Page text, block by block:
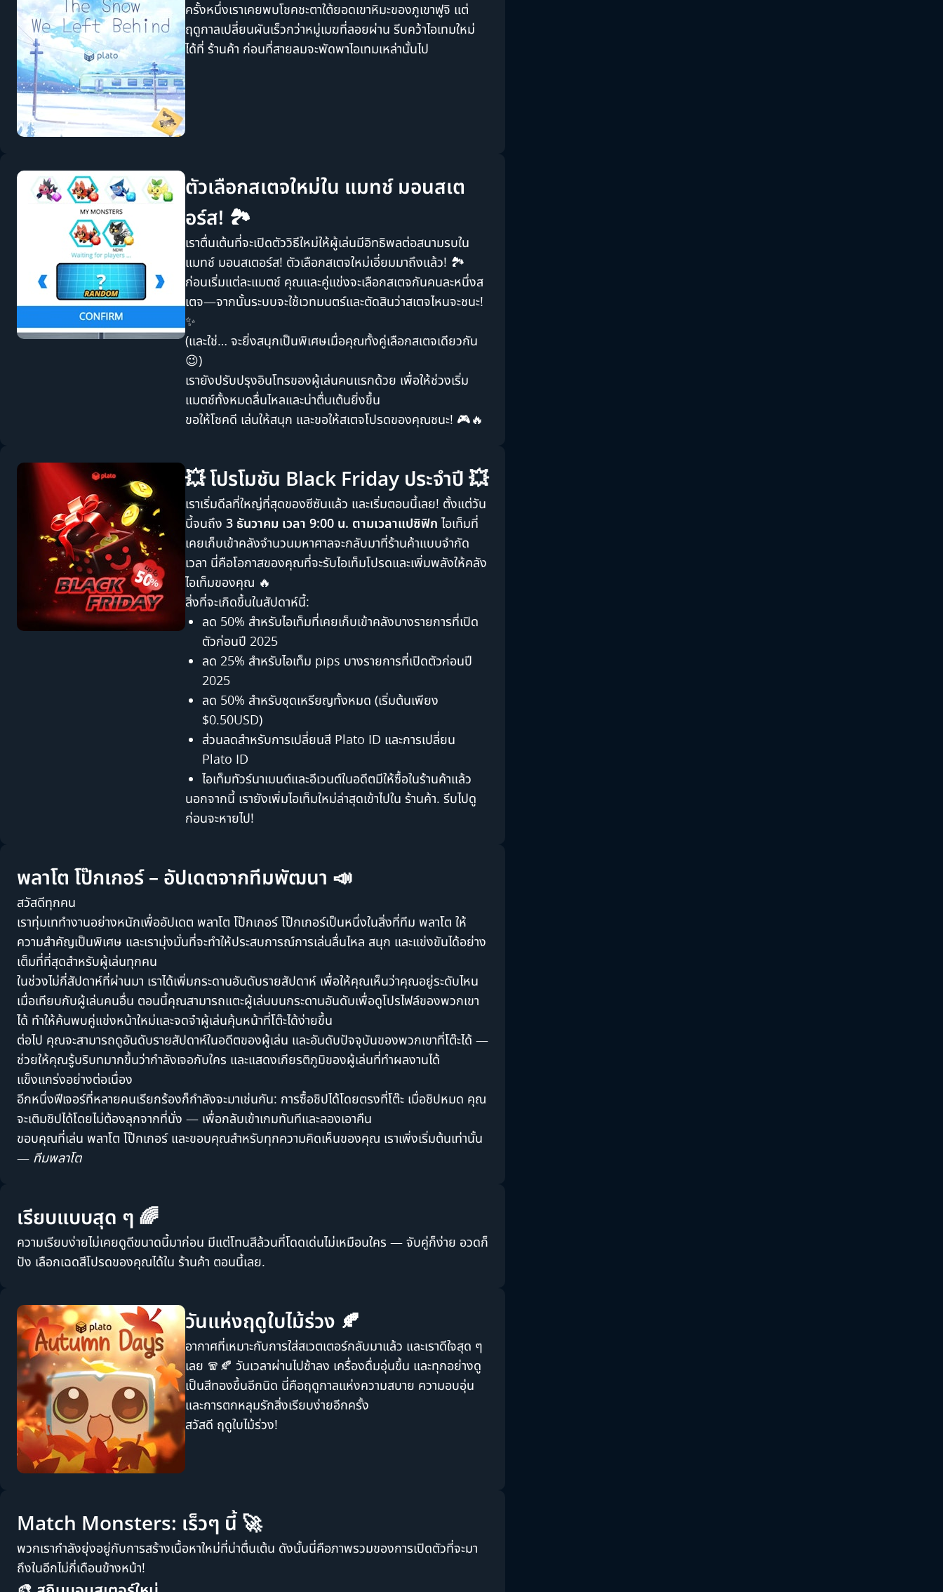
ครั้งหนึ่งเราเคยพบโชคชะตาใต้ยอดเขาหิมะของภูเขาฟูจิ แต่
ฤดูกาลเปลี่ยนผันเร็วกว่าหมู่เมฆที่ลอยผ่าน รีบคว้าไอเทมใหม่
ได้ที่ ร้านค้า ก่อนที่สายลมจะพัดพาไอเทมเหล่านั้นไป
ตัวเลือกสเตจใหม่ใน แมทช์ มอนสเต
อร์ส! 🏞️
เราตื่นเต้นที่จะเปิดตัววิธีใหม่ให้ผู้เล่นมีอิทธิพลต่อสนามรบใน
แมทช์ มอนสเตอร์ส! ตัวเลือกสเตจใหม่เอี่ยมมาถึงแล้ว! 🏞️
ก่อนเริ่มแต่ละแมตช์ คุณและคู่แข่งจะเลือกสเตจกันคนละหนึ่งส
เตจ—จากนั้นระบบจะใช้เวทมนตร์และตัดสินว่าสเตจไหนจะชนะ!
✨
(และใช่… จะยิ่งสนุกเป็นพิเศษเมื่อคุณทั้งคู่เลือกสเตจเดียวกัน
😉)
เรายังปรับปรุงอินโทรของผู้เล่นคนแรกด้วย เพื่อให้ช่วงเริ่ม
แมตช์ทั้งหมดลื่นไหลและน่าตื่นเต้นยิ่งขึ้น
ขอให้โชคดี เล่นให้สนุก และขอให้สเตจโปรดของคุณชนะ! 🎮🔥
💥 โปรโมชัน Black Friday ประจำปี 💥
เราเริ่มดีลที่ใหญ่ที่สุดของซีซันแล้ว และเริ่มตอนนี้เลย! ตั้งแต่วัน
นี้จนถึง 3 ธันวาคม เวลา 9:00 น. ตามเวลาแปซิฟิก ไอเท็มที่
เคยเก็บเข้าคลังจำนวนมหาศาลจะกลับมาที่ร้านค้าแบบจำกัด
เวลา นี่คือโอกาสของคุณที่จะรับไอเท็มโปรดและเพิ่มพลังให้คลัง
ไอเท็มของคุณ 🔥
สิ่งที่จะเกิดขึ้นในสัปดาห์นี้:
ลด 50% สำหรับไอเท็มที่เคยเก็บเข้าคลังบางรายการที่เปิด
ตัวก่อนปี 2025
ลด 25% สำหรับไอเท็ม pips บางรายการที่เปิดตัวก่อนปี
2025
ลด 50% สำหรับชุดเหรียญทั้งหมด (เริ่มต้นเพียง
$0.50USD)
ส่วนลดสำหรับการเปลี่ยนสี Plato ID และการเปลี่ยน
Plato ID
ไอเท็มทัวร์นาเมนต์และอีเวนต์ในอดีตมีให้ซื้อในร้านค้าแล้ว
นอกจากนี้ เรายังเพิ่มไอเท็มใหม่ล่าสุดเข้าไปใน ร้านค้า. รีบไปดู
ก่อนจะหายไป!
พลาโต โป๊กเกอร์ – อัปเดตจากทีมพัฒนา 📣
สวัสดีทุกคน
เราทุ่มเททำงานอย่างหนักเพื่ออัปเดต พลาโต โป๊กเกอร์ โป๊กเกอร์เป็นหนึ่งในสิ่งที่ทีม พลาโต ให้
ความสำคัญเป็นพิเศษ และเรามุ่งมั่นที่จะทำให้ประสบการณ์การเล่นลื่นไหล สนุก และแข่งขันได้อย่าง
เต็มที่ที่สุดสำหรับผู้เล่นทุกคน
ในช่วงไม่กี่สัปดาห์ที่ผ่านมา เราได้เพิ่มกระดานอันดับรายสัปดาห์ เพื่อให้คุณเห็นว่าคุณอยู่ระดับไหน
เมื่อเทียบกับผู้เล่นคนอื่น ตอนนี้คุณสามารถแตะผู้เล่นบนกระดานอันดับเพื่อดูโปรไฟล์ของพวกเขา
ได้ ทำให้ค้นพบคู่แข่งหน้าใหม่และจดจำผู้เล่นคุ้นหน้าที่โต๊ะได้ง่ายขึ้น
ต่อไป คุณจะสามารถดูอันดับรายสัปดาห์ในอดีตของผู้เล่น และอันดับปัจจุบันของพวกเขาที่โต๊ะได้ —
ช่วยให้คุณรู้บริบทมากขึ้นว่ากำลังเจอกับใคร และแสดงเกียรติภูมิของผู้เล่นที่ทำผลงานได้
แข็งแกร่งอย่างต่อเนื่อง
อีกหนึ่งฟีเจอร์ที่หลายคนเรียกร้องก็กำลังจะมาเช่นกัน: การซื้อชิปได้โดยตรงที่โต๊ะ เมื่อชิปหมด คุณ
จะเติมชิปได้โดยไม่ต้องลุกจากที่นั่ง — เพื่อกลับเข้าเกมทันทีและลองเอาคืน
ขอบคุณที่เล่น พลาโต โป๊กเกอร์ และขอบคุณสำหรับทุกความคิดเห็นของคุณ เราเพิ่งเริ่มต้นเท่านั้น
— ทีมพลาโต
เรียบแบบสุด ๆ 🌈
ความเรียบง่ายไม่เคยดูดีขนาดนี้มาก่อน มีแต่โทนสีล้วนที่โดดเด่นไม่เหมือนใคร — จับคู่ก็ง่าย อวดก็
ปัง เลือกเฉดสีโปรดของคุณได้ใน ร้านค้า ตอนนี้เลย.
วันแห่งฤดูใบไม้ร่วง 🍂
อากาศที่เหมาะกับการใส่สเวตเตอร์กลับมาแล้ว และเราดีใจสุด ๆ
เลย 🧣🍂 วันเวลาผ่านไปช้าลง เครื่องดื่มอุ่นขึ้น และทุกอย่างดู
เป็นสีทองขึ้นอีกนิด นี่คือฤดูกาลแห่งความสบาย ความอบอุ่น
และการตกหลุมรักสิ่งเรียบง่ายอีกครั้ง
สวัสดี ฤดูใบไม้ร่วง!
Match Monsters: เร็วๆ นี้ 🚀
พวกเรากำลังยุ่งอยู่กับการสร้างเนื้อหาใหม่ที่น่าตื่นเต้น ดังนั้นนี่คือภาพรวมของการเปิดตัวที่จะมา
ถึงในอีกไม่กี่เดือนข้างหน้า!